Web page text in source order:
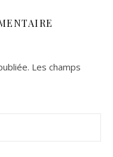
Les champs